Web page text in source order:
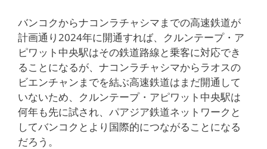
バンコクからナコンラチャシマまでの高速鉄道が
計画通り2024年に開通すれば、クルンテープ・ア
ピワット中央駅はその鉄道路線と乗客に対応でき
ることになるが、ナコンラチャシマからラオスの
ビエンチャンまでを結ぶ高速鉄道はまだ開通して
いないため、クルンテープ・アピワット中央駅は
何年も先に試され、パアジア鉄道ネットワークと
してバンコクとより国際的につながることになる
だろう。